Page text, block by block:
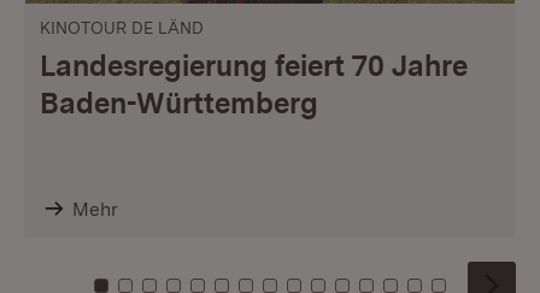
KINOTOUR DE LÄND
Landesregierung feiert 70 Jahre
Baden-Württemberg
Mehr